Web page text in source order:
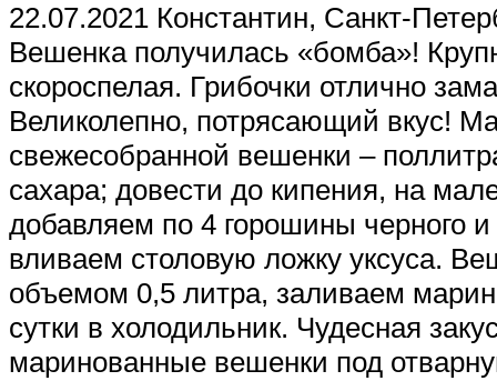
22.07.2021 Константин, Санкт-
Вешенка получилась «бомба»!
скороспелая. Грибочки отлично
Великолепно, потрясающий вкус!
свежесобранной вешенки –
сахара; довести до кипения, на
добавляем по 4 горошины черного
вливаем столовую ложку уксуса.
объемом 0,5 литра, заливаем
сутки в холодильник. Чудесная
маринованные вешенки под